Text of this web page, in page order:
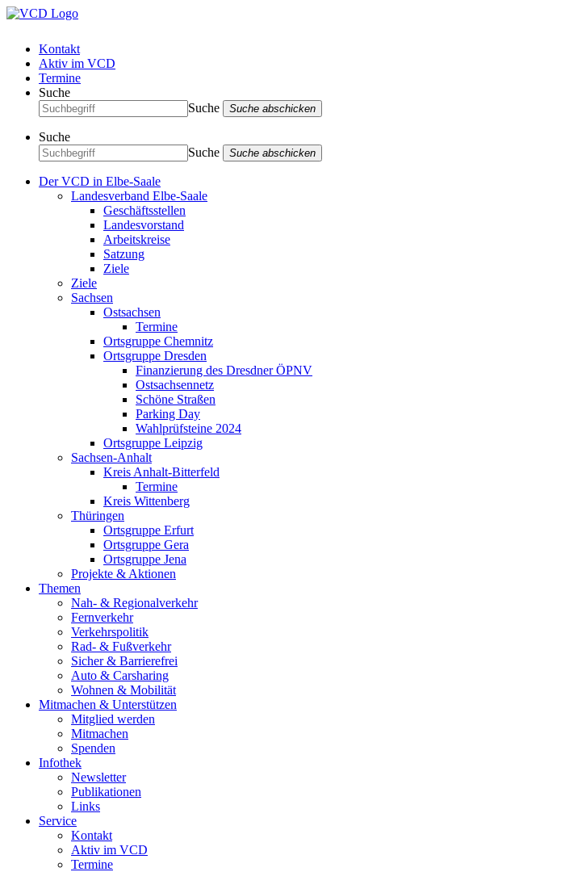
Kontakt
Aktiv im VCD
Termine
Suche
Suche
Suche abschicken
Suche
Suche
Suche abschicken
Der VCD in Elbe-Saale
Landesverband Elbe-Saale
Geschäftsstellen
Landesvorstand
Arbeitskreise
Satzung
Ziele
Ziele
Sachsen
Ostsachsen
Termine
Ortsgruppe Chemnitz
Ortsgruppe Dresden
Finanzierung des Dresdner ÖPNV
Ostsachsennetz
Schöne Straßen
Parking Day
Wahlprüfsteine 2024
Ortsgruppe Leipzig
Sachsen-Anhalt
Kreis Anhalt-Bitterfeld
Termine
Kreis Wittenberg
Thüringen
Ortsgruppe Erfurt
Ortsgruppe Gera
Ortsgruppe Jena
Projekte & Aktionen
Themen
Nah- & Regionalverkehr
Fernverkehr
Verkehrspolitik
Rad- & Fußverkehr
Sicher & Barrierefrei
Auto & Carsharing
Wohnen & Mobilität
Mitmachen & Unterstützen
Mitglied werden
Mitmachen
Spenden
Infothek
Newsletter
Publikationen
Links
Service
Kontakt
Aktiv im VCD
Termine